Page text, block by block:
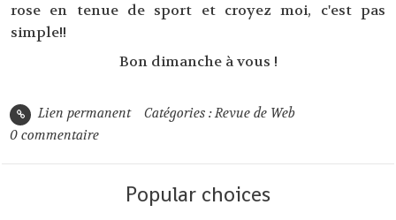
rose en tenue de sport et croyez moi, c'est pas
simple!!
Bon dimanche à vous !
Lien permanent Catégories :Revue de Web
0 commentaire
Popular choices